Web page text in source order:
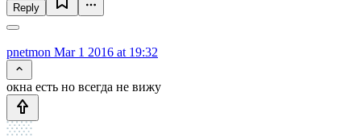
Reply
pnetmon Mar 1 2016 at 19:32
окна есть но всегда не вижу